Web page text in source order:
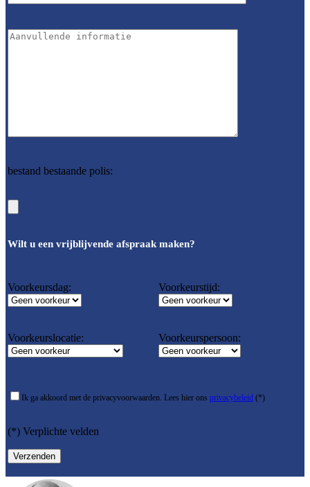
bestand bestaande polis:
Wilt u een vrijblijvende afspraak maken?
Voorkeursdag: Voorkeurstijd:
Voorkeurslocatie: Voorkeurspersoon:
Ik ga akkoord met de privacyvoorwaarden. Lees hier ons privacybeleid (*)
(*) Verplichte velden